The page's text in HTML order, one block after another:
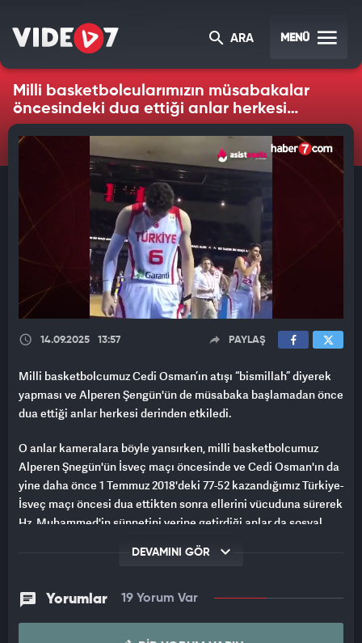
ARA MENÜ
Milli basketbolcularımızın müsabakalar
öncesindeki dua ettiği anlar herkesi
duygulandırdı
14.09.2025 13:57 PAYLAŞ
Milli basketbolcumuz Cedi Osman’ın atışı “bismillah” diyerek
yapması ve Alperen Şengün'ün de müsabaka başlamadan önce
dua ettiği anlar herkesi derinden etkiledi.
O anlar kameralara böyle yansırken, milli basketbolcumuz
Alperen Şnegün'ün İsveç maçı öncesinde ve Cedi Osman'ın da
yine daha önce 1 Temmuz 2018'deki 77-52 kazandığımız Türkiye-
İsveç maçı öncesi dua ettikten sonra ellerini vücuduna sürerek
Hz. Muhammed'in sünnetini yerine getirdiği anlar da sosyal
DEVAMINI GÖR
Yorumlar 19 Yorum Var